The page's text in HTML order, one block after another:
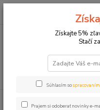
Získajte 5%
Stačí
Súhlasím so
Prajem si odoberať novinky e-